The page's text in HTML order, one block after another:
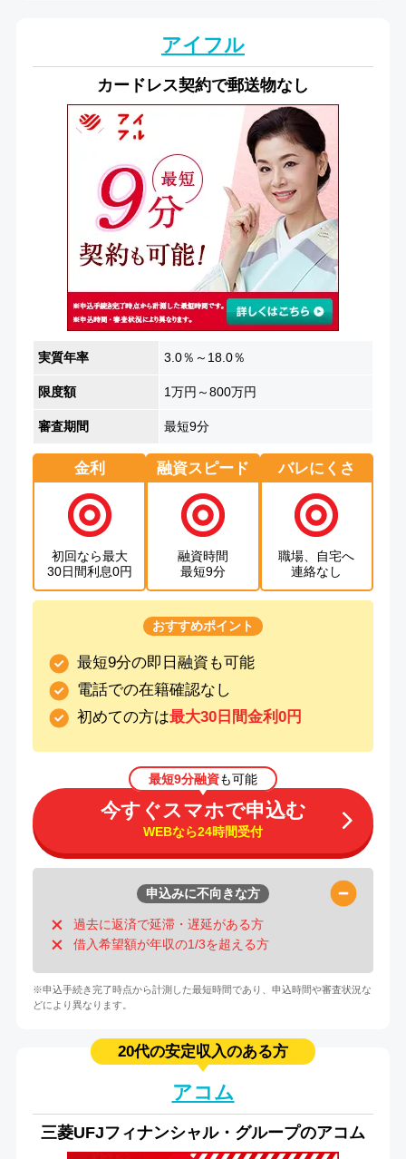
アイフル
カードレス契約で郵送物なし
実質年率 3.0％～18.0％
限度額 1万円～800万円
審査期間 最短9分
金利
初回なら最大
30日間利息0円
融資スピード
融資時間
最短9分
バレにくさ
職場、自宅へ
連絡なし
おすすめポイント
最短9分の即日融資も可能
電話での在籍確認なし
初めての方は最大30日間金利0円
最短9分融資も可能
今すぐスマホで申込む
WEBなら24時間受付
申込みに不向きな方
過去に返済で延滞・遅延がある方
借入希望額が年収の1/3を超える方
※申込手続き完了時点から計測した最短時間であり、申込時間や審査状況な
どにより異なります。
20代の安定収入のある方
アコム
三菱UFJフィナンシャル・グループのアコム